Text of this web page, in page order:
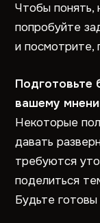
Чтобы понять,
попробуйте
и посмотрите,
Подготовьте
вашему
Некоторые
давать
требуются
поделиться
Будьте